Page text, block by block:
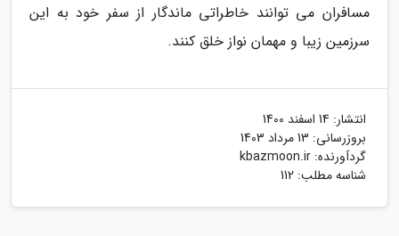
مسافران می توانند خاطراتی ماندگار از سفر خود به این
سرزمین زیبا و مهمان نواز خلق کنند.
انتشار: 14 اسفند 1400
بروزرسانی: 13 مرداد 1403
گردآورنده: kbazmoon.ir
شناسه مطلب: 112